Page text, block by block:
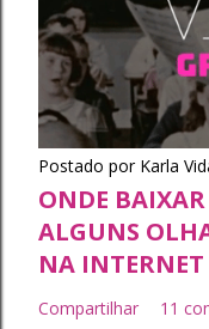
Postado por Karla
ONDE
ALGUNS
NA INTERNET
Compartilhar 11